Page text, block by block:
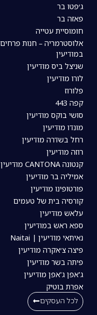
ג׳פטו בר
פאזה בר
חומוסיית עטייה
אלוסטרמריה – חנות פרחים
במודיעין
שניצל ביס מודיעין
לורו מודיעין
פלורוז
קפה 443
סושי בוקס מודיעין
מונדו מודיעין
רחל בשדרה מודיעין
רוזה מודיעין
קנטונה CANTONA מודיעין
אמיליה בר מודיעין
פורטופינו מודיעין
קורסיה בית של טעמים
עלאש מודיעין
ספא ראש במודיעין
נאיתאי מודיעין | Naitai
פיצה צ׳אקרה מודיעין
פיתה בשר מודיעין
ג'אפן ג'אפן מודיעין
אפרת בוטיק
לכל העסקים